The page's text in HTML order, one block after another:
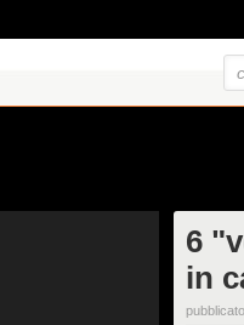
6
in